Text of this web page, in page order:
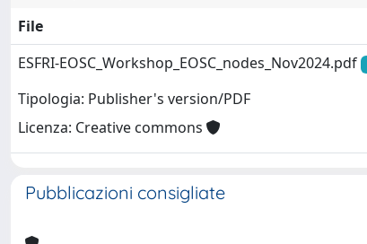
File
ESFRI-EOSC_Workshop_EOSC_nodes_Nov2024.pdf
Tipologia: Publisher's version/PDF
Licenza: Creative commons
Pubblicazioni consigliate